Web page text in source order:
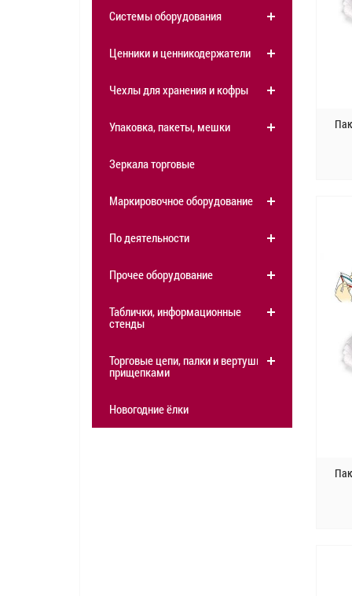
Системы оборудования
Ценники и ценникодержатели
Чехлы для хранения и кофры
Упаковка, пакеты, мешки
Зеркала торговые
Маркировочное оборудование
По деятельности
Прочее оборудование
Таблички, информационные
стенды
Торговые цепи, палки и вертушки с
прищепками
Новогодние ёлки